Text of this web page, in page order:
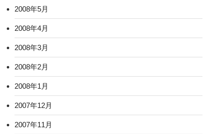
2008年5月
2008年4月
2008年3月
2008年2月
2008年1月
2007年12月
2007年11月